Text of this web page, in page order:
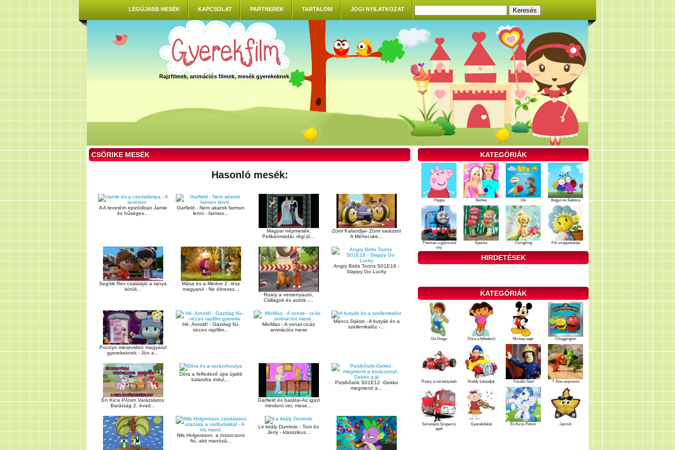
LEGÚJABB MESÉK KAPCSOLAT PARTNEREK TARTALOM JOGI NYILATKOZAT
Rajzfilmek, animációs filmek, mesék gyerekeknek
CSÖRIKE MESÉK
Hasonló mesék:
A A teverém epizódban Jamie
és hűséges...
Garfield - Nem akarok farmon
lenni - farmos...
Magyar népmesék:
Pelikánmadár, régi jó...
Zümi Kalandjai- Zümi varázsol
A Méhecske...
Segítik Rev családját a tanya
körüli...
Mása és a Medve 2. rész
magyarul - Ne ébressz...
Roary a versenyautó,
Csillagok és autók -...
Angry Birds Toons S01E18 -
Slappy Go Lucky
Pocoyo mesevideó magyarul
gyerekeknek - Jön a...
Hé, Arnold! - Gazdag fiú-
vicces rajzfilm...
MioMao - A vonat-cicás
animációs mese
Mancs őrjárat - A kutyák és a
szellemkalóz -...
Én Kicsi Pónim Varázslatos
Barátság 2. évad...
Dóra a felfedező újra újabb
kalandra indul,...
Garfield és barátai-Az igazi
mindent ver, mese...
Pizsihősök S01E12 -Gekko
megmenti a...
Nils Holgersson, a rosszcsont
fiú, akit manóvá...
Le király Durmolo - Tom és
Jerry - klasszikus...
KATEGÓRIÁK
Peppa Barbie Uki Bogyó és Babóca
Thomas a gőzmozd
ony
Eperke Csingiling Fifi virágoskertje
HIRDETÉSEK
KATEGÓRIÁK
Go Diego Dóra a felfedező Mickey egér Chuggington
Roary a versenyautó Noddy kalandjai Tűzoltó Sam T-Rex expressz
Szirénázó Szupercs
apat
Gyerekdalok Én Kicsi Pónim Jarmik